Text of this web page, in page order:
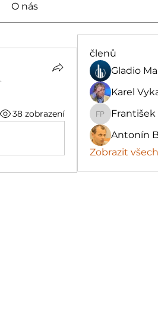
O nás
.
38 zobrazení
členů
Gladio
Karel
František Prchal
František
Antonín
Zobrazit